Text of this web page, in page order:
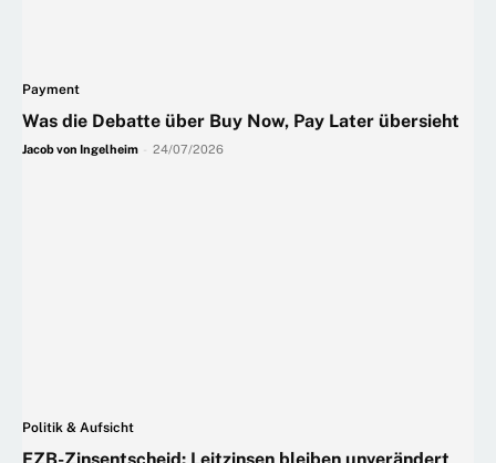
Payment
Was die Debatte über Buy Now, Pay Later übersieht
Jacob von Ingelheim 24/07/2026
Politik & Aufsicht
EZB-Zinsentscheid: Leitzinsen bleiben unverändert